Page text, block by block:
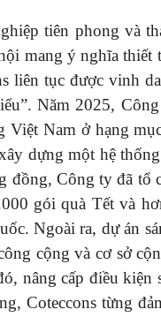
tiên phong và
mang ý nghĩa
liên tục được vinh
Năm 2025,
Việt Nam ở hạng
dựng một hệ
đồng, Công ty đã tổ
gói quà Tết và
Ngoài ra, dự án
cộng và cơ sở
nâng cấp điều kiện
Coteccons từng